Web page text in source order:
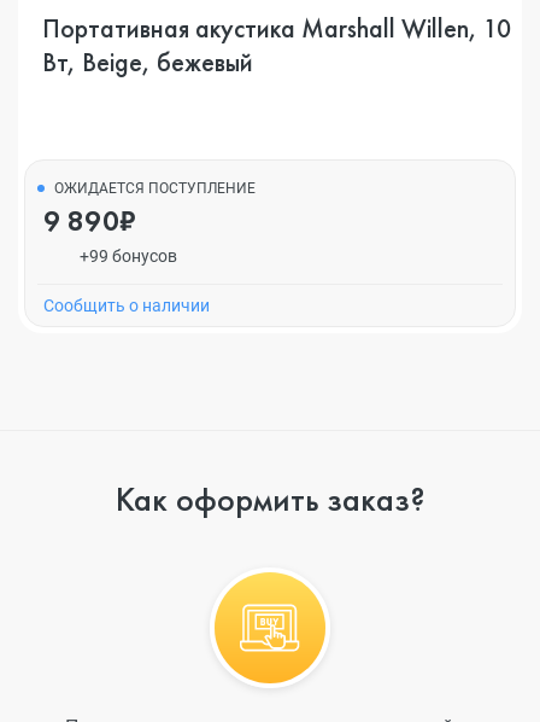
Портативная акустика Marshall Willen, 10
Вт, Beige, бежевый
ОЖИДАЕТСЯ ПОСТУПЛЕНИЕ
9 890₽
+99 бонусов
Cообщить о наличии
Как оформить заказ?